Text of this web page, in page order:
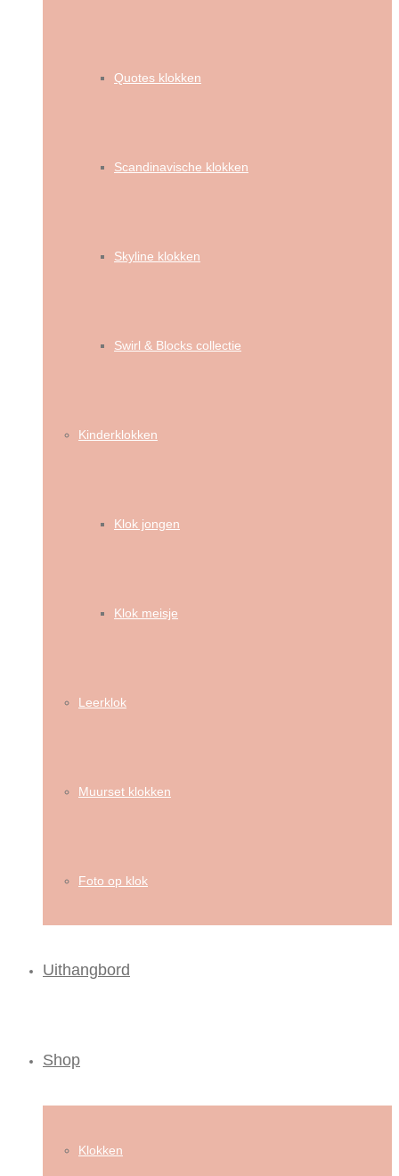
Quotes klokken
Scandinavische klokken
Skyline klokken
Swirl & Blocks collectie
Kinderklokken
Klok jongen
Klok meisje
Leerklok
Muurset klokken
Foto op klok
Uithangbord
Shop
Klokken